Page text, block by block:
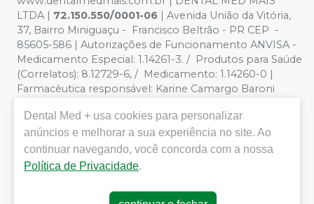
LTDA | 72.150.550/0001-06 | Avenida União da Vitória,
37, Bairro Miniguaçu - Francisco Beltrão - PR CEP -
85605-586 | Autorizações de Funcionamento ANVISA -
Medicamento Especial: 1.14261-3. / Produtos para Saúde
(Correlatos): 8.12729-6, / Medicamento: 1.14260-0 |
Farmacêutica responsável: Karine Camargo Baroni
Fotos meramente ilustrativas - Os preços e condições
da loja virtual estão sujeitos a alterações. Em caso de
divergência de preços no site, o valor válido é o do
Carrinho de Compra. Não vendemos por atacado, por
de grandes volumes pelo site.
Dental Med + usa cookies para personalizar
anúncios e melhorar a sua experiência no site. Ao
continuar navegando, você concorda com a nossa
Política de Privacidade.